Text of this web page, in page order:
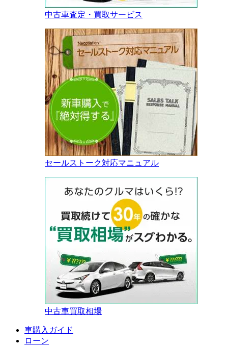
中古車査定・買取サービス
セールストーク対応マニュアル
中古車買取相場
車購入ガイド
ローン